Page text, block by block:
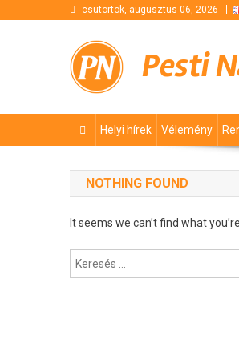
csütörtök, augusztus 06, 2026
Pesti
Helyi hírek Vélemény
NOTHING FOUND
It seems we can’t find what
Keresés: